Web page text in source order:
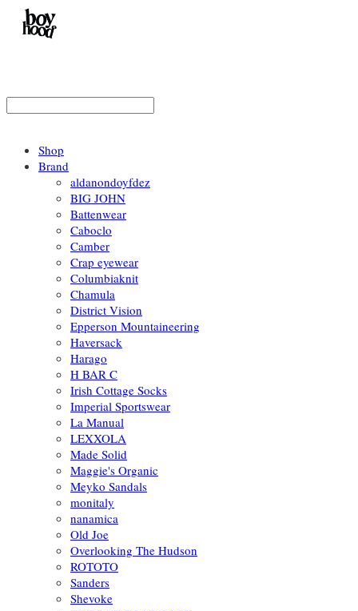
Shop
Brand
aldanondoyfdez
BIG JOHN
Battenwear
Caboclo
Camber
Crap eyewear
Columbiaknit
Chamula
District Vision
Epperson Mountaineering
Haversack
Harago
H BAR C
Irish Cottage Socks
Imperial Sportswear
La Manual
LEXXOLA
Made Solid
Maggie's Organic
Meyko Sandals
monitaly
nanamica
Old Joe
Overlooking The Hudson
ROTOTO
Sanders
Shevoke